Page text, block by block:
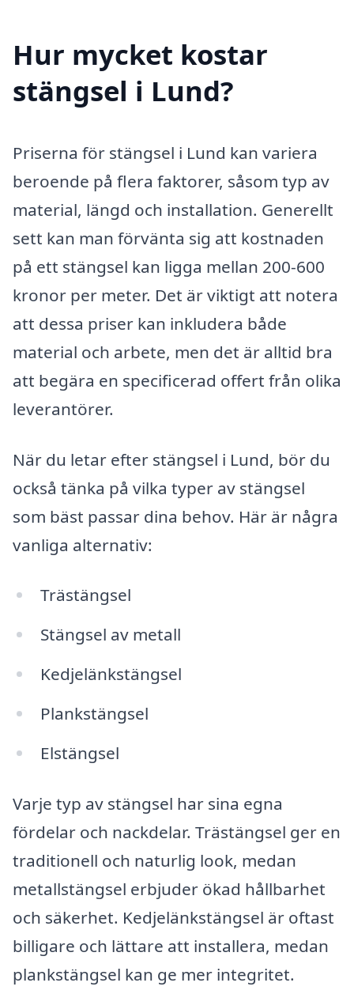
Hur mycket kostar
stängsel i Lund?
Priserna för stängsel i Lund kan variera
beroende på flera faktorer, såsom typ av
material, längd och installation. Generellt
sett kan man förvänta sig att kostnaden
på ett stängsel kan ligga mellan 200-600
kronor per meter. Det är viktigt att notera
att dessa priser kan inkludera både
material och arbete, men det är alltid bra
att begära en specificerad offert från olika
leverantörer.
När du letar efter stängsel i Lund, bör du
också tänka på vilka typer av stängsel
som bäst passar dina behov. Här är några
vanliga alternativ:
Trästängsel
Stängsel av metall
Kedjelänkstängsel
Plankstängsel
Elstängsel
Varje typ av stängsel har sina egna
fördelar och nackdelar. Trästängsel ger en
traditionell och naturlig look, medan
metallstängsel erbjuder ökad hållbarhet
och säkerhet. Kedjelänkstängsel är oftast
billigare och lättare att installera, medan
plankstängsel kan ge mer integritet.